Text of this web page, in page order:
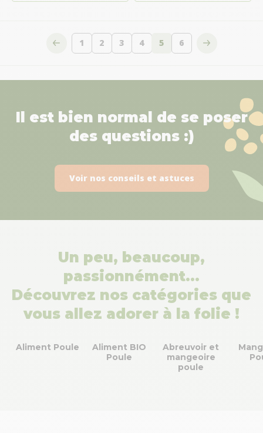
Page
1 Page
2 Page
3 Page
4 Vous lisez
5 Page
6
Il est bien normal de se poser
des questions :)
Voir nos conseils et astuces
Un peu, beaucoup,
passionnément…
Découvrez nos catégories que
vous allez adorer à la folie !
Aliment Poule
Aliment BIO
Poule
Abreuvoir et
mangeoire
poule